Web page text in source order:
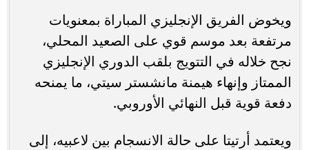
ويخوض الفريق الإنجليزي المباراة بمعنويات
مرتفعة بعد موسم قوي على الصعيد المحلي،
نجح خلاله في التتويج بلقب الدوري الإنجليزي
الممتاز وإنهاء هيمنة مانشستر سيتي، ما يمنحه
دفعة قوية قبل النهائي الأوروبي.
ويعتمد أرتيتا على حالة الانسجام بين لاعبيه، إلى